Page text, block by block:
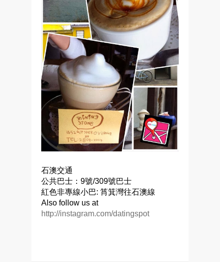
石澳交通
公共巴士： 9號/309號巴士
紅色非專線小巴: 筲箕灣往石澳線
Also follow us at
http://instagram.com/datingspot